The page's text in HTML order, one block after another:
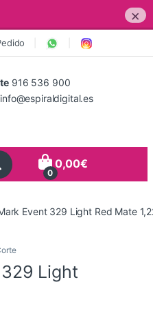
×
916 536 900
0
0,00€
Event 329 Light Red Mate
Light